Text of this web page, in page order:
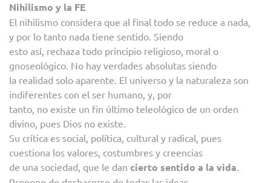
Nihilismo y la FE
El nihilismo considera que al final todo se reduce a nada,
y por lo tanto nada tiene sentido. Siendo
esto así, rechaza todo principio religioso, moral o
gnoseológico. No hay verdades absolutas siendo
la realidad solo aparente. El universo y la naturaleza son
indiferentes con el ser humano, y, por
tanto, no existe un fin último teleológico de un orden
divino, pues Dios no existe.
Su crítica es social, política, cultural y radical, pues
cuestiona los valores, costumbres y creencias
de una sociedad, que le dan cierto sentido a la vida.